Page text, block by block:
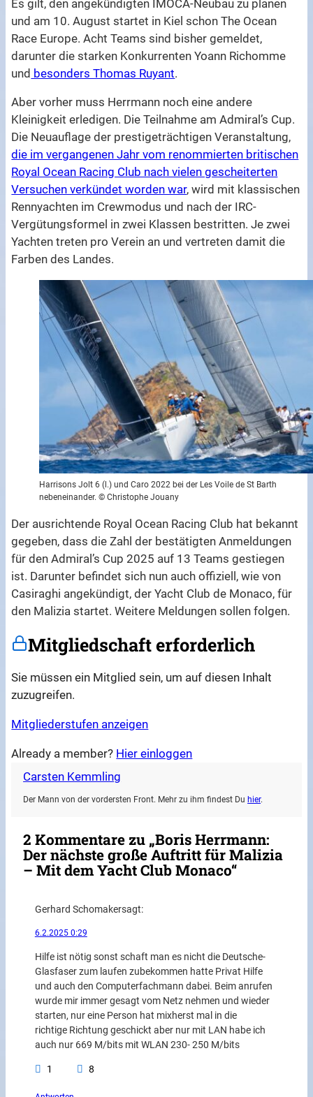
Es gilt, den angekündigten IMOCA-Neubau zu planen
und am 10. August startet in Kiel schon The Ocean
Race Europe. Acht Teams sind bisher gemeldet,
darunter die starken Konkurrenten Yoann Richomme
und besonders Thomas Ruyant.
Aber vorher muss Herrmann noch eine andere
Kleinigkeit erledigen. Die Teilnahme am Admiral’s Cup.
Die Neuauflage der prestigeträchtigen Veranstaltung,
die im vergangenen Jahr vom renommierten britischen
Royal Ocean Racing Club nach vielen gescheiterten
Versuchen verkündet worden war, wird mit klassischen
Rennyachten im Crewmodus und nach der IRC-
Vergütungsformel in zwei Klassen bestritten. Je zwei
Yachten treten pro Verein an und vertreten damit die
Farben des Landes.
Harrisons Jolt 6 (l.) und Caro 2022 bei der Les Voile de St Barth
nebeneinander. © Christophe Jouany
Der ausrichtende Royal Ocean Racing Club hat bekannt
gegeben, dass die Zahl der bestätigten Anmeldungen
für den Admiral’s Cup 2025 auf 13 Teams gestiegen
ist. Darunter befindet sich nun auch offiziell, wie von
Casiraghi angekündigt, der Yacht Club de Monaco, für
den Malizia startet. Weitere Meldungen sollen folgen.
Mitgliedschaft erforderlich
Sie müssen ein Mitglied sein, um auf diesen Inhalt
zuzugreifen.
Mitgliederstufen anzeigen
Already a member? Hier einloggen
Carsten Kemmling
Der Mann von der vordersten Front. Mehr zu ihm findest Duhier.
2 Kommentare zu „Boris Herrmann:
Der nächste große Auftritt für Malizia
– Mit dem Yacht Club Monaco“
Gerhard Schomakersagt:
6.2.2025 0:29
Hilfe ist nötig sonst schaft man es nicht die Deutsche-
Glasfaser zum laufen zubekommen hatte Privat Hilfe
und auch den Computerfachmann dabei. Beim anrufen
wurde mir immer gesagt vom Netz nehmen und wieder
starten, nur eine Person hat mixherst mal in die
richtige Richtung geschickt aber nur mit LAN habe ich
auch nur 669 M/bits mit WLAN 230- 250 M/bits
1 8